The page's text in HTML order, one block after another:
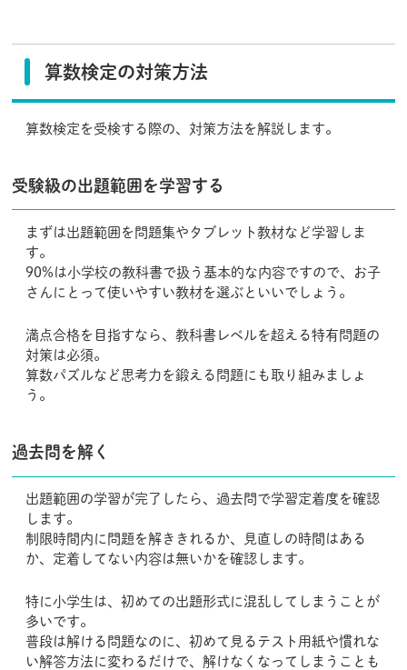
算数検定の対策方法
算数検定を受検する際の、対策方法を解説します。
受験級の出題範囲を学習する
まずは出題範囲を問題集やタブレット教材など学習しま
す。
90%は小学校の教科書で扱う基本的な内容ですので、お子
さんにとって使いやすい教材を選ぶといいでしょう。
満点合格を目指すなら、教科書レベルを超える特有問題の
対策は必須。
算数パズルなど思考力を鍛える問題にも取り組みましょ
う。
過去問を解く
出題範囲の学習が完了したら、過去問で学習定着度を確認
します。
制限時間内に問題を解ききれるか、見直しの時間はある
か、定着してない内容は無いかを確認します。
特に小学生は、初めての出題形式に混乱してしまうことが
多いです。
普段は解ける問題なのに、初めて見るテスト用紙や慣れな
い解答方法に変わるだけで、解けなくなってしまうことも